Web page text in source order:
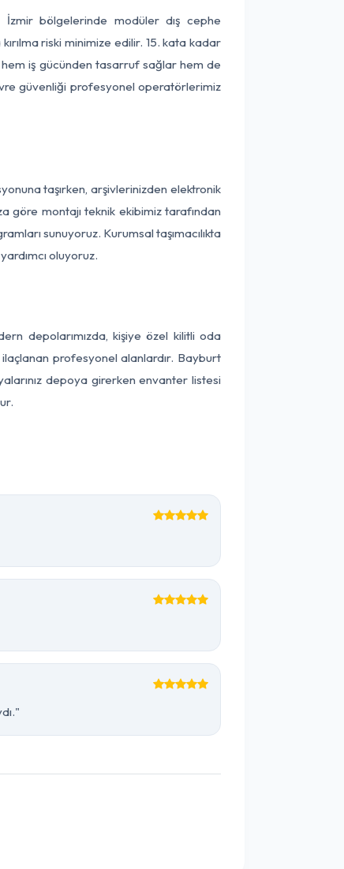
bölgelerinde modüler dış cephe
riski minimize edilir. 15. kata kadar
hem iş gücünden tasarruf sağlar hem de
güvenliği profesyonel operatörlerimiz
taşırken, arşivlerinizden elektronik
göre montajı teknik ekibimiz tarafından
sunuyoruz. Kurumsal taşımacılıkta
oluyoruz.
depolarımızda, kişiye özel kilitli oda
profesyonel alanlardır. Bayburt
depoya girerken envanter listesi